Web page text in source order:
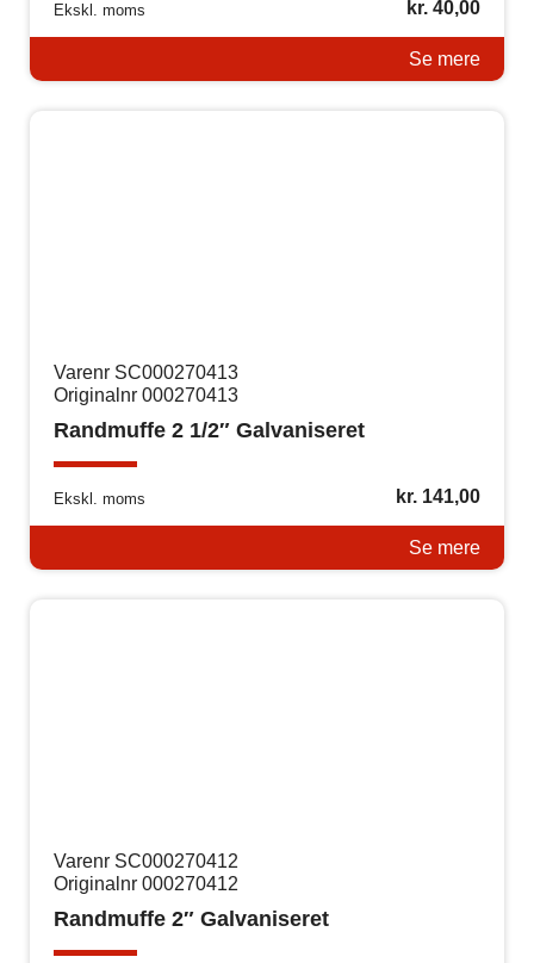
Ekskl. moms kr.40,00
Se mere
Varenr SC000270413
Originalnr 000270413
Randmuffe 2 1/2″ Galvaniseret
Ekskl. moms kr.141,00
Se mere
Varenr SC000270412
Originalnr 000270412
Randmuffe 2″ Galvaniseret